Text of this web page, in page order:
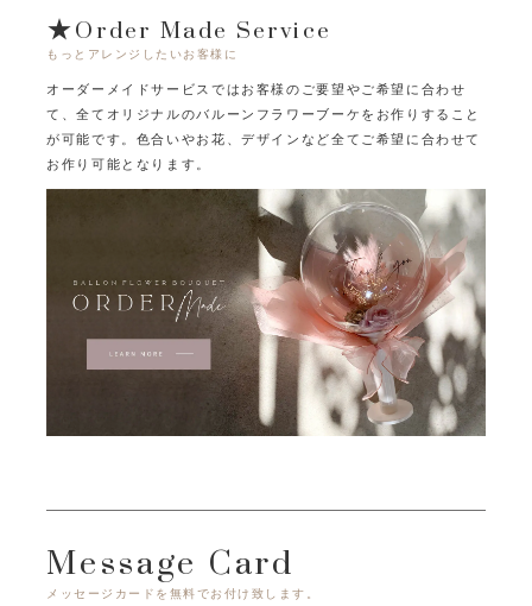
★Order Made Service
もっとアレンジしたいお客様に
オーダーメイドサービスではお客様のご要望やご希望に合わせ
て、全てオリジナルのバルーンフラワーブーケをお作りすること
が可能です。 色合いやお花、デザインなど全てご希望に合わせて
お作り可能となります。
Message Card
メッセージカードを無料でお付け致します。